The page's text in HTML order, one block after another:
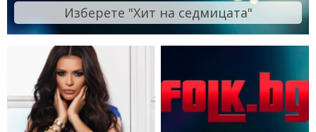
Изберете "Хит на седмицата"